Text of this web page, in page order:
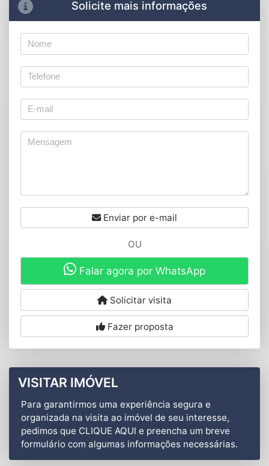
Solicite mais informações
Enviar por e-mail
OU
Falar agora por WhatsApp
Solicitar visita
Fazer proposta
VISITAR IMÓVEL
Para garantirmos uma experiência segura e
organizada na visita ao imóvel de seu interesse,
pedimos que CLIQUE AQUI e preencha um breve
formulário com algumas informações necessárias.